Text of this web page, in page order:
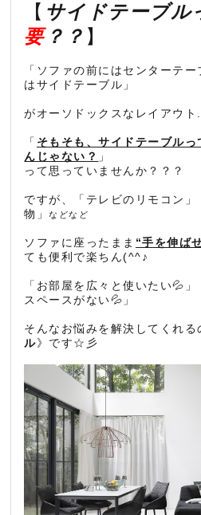
【 サイドテーブル
要？？ 】
「ソファの前にはセンターテ
はサイドテーブル」
がオーソドックスなレイアウト
「 そもそも、サイドテーブル
んじゃない？ 」
って思っていませんか？？？
ですが、「テレビのリモコン」
物」などなど
ソファに座ったまま “手を伸ば
ても便利で楽ちん(^^♪
「お部屋を広々と使いたい💦
スペースがない💦」
そんなお悩みを解決してくれる
ル》です☆彡